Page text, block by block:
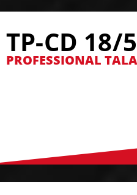
TP-CD 18/
PROFESSIONAL